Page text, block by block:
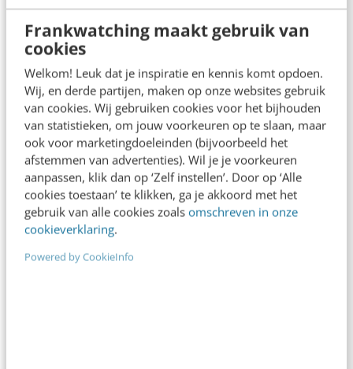
Frankwatching maakt gebruik van
cookies
Welkom! Leuk dat je inspiratie en kennis komt opdoen.
Wij, en derde partijen, maken op onze websites gebruik
van cookies. Wij gebruiken cookies voor het bijhouden
van statistieken, om jouw voorkeuren op te slaan, maar
ook voor marketingdoeleinden (bijvoorbeeld het
afstemmen van advertenties). Wil je je voorkeuren
aanpassen, klik dan op ‘Zelf instellen’. Door op ‘Alle
cookies toestaan’ te klikken, ga je akkoord met het
gebruik van alle cookies zoals omschreven in onze
cookieverklaring.
Powered by CookieInfo
MARKETING
Overheidscommunicatie in 2020: 7 trends
om over na te denken
Voor mij staat 2020 in het teken van de kansen
pakken van technologie, maar niet
vanzelfsprekend daarop vertrouwen. Via social
media wist…
Renata Verloop· 7 jaar geleden